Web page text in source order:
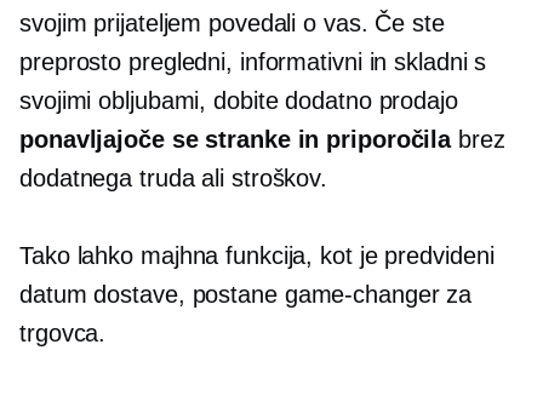
svojim prijateljem povedali o vas. Če ste
preprosto pregledni, informativni in skladni s
svojimi obljubami, dobite dodatno prodajo
ponavljajoče se stranke in priporočilabrez
dodatnega truda ali stroškov.
Tako lahko majhna funkcija, kot je predvideni
datum dostave, postane game-changerza
trgovca.